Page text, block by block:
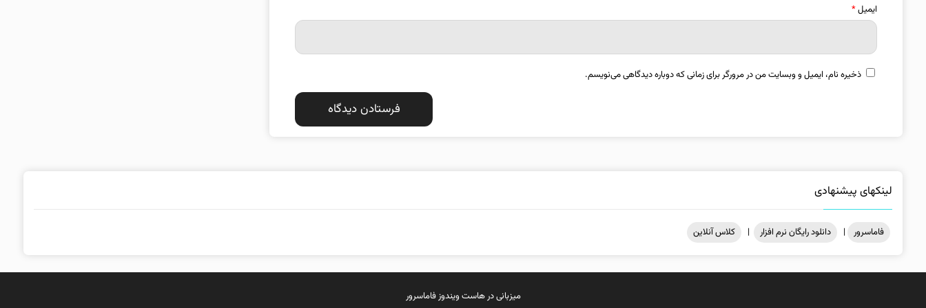
ایمیل*
ذخیره نام، ایمیل و وبسایت من در مرورگر برای زمانی که دوباره دیدگاهی می‌نویسم.
لینکهای پیشنهادی
فاماسرور | دانلود رایگان نرم افزار | کلاس آنلاین
میزبانی درهاست ویندوز فاماسرور